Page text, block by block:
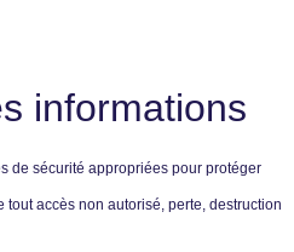
informations
de sécurité appropriées pour protéger
accès non autorisé, perte, destruction